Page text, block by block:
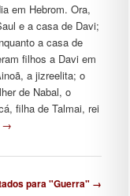
em Hebrom. Ora,
e a casa de Davi;
a casa de
filhos a Davi em
a jizreelita; o
de Nabal, o
filha de Talmai, rei
→
para "Guerra" →